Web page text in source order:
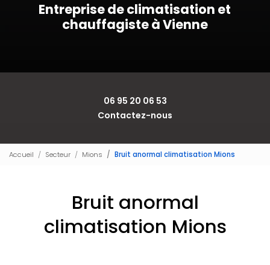
Entreprise de climatisation et
chauffagiste à Vienne
06 95 20 06 53
Contactez-nous
Accueil Secteur Mions Bruit anormal climatisation Mions
Bruit anormal
climatisation Mions